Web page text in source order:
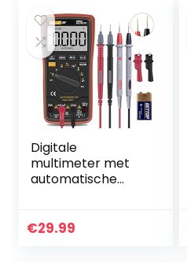
Digitale
multimeter met
automatische
multitester
€29.99